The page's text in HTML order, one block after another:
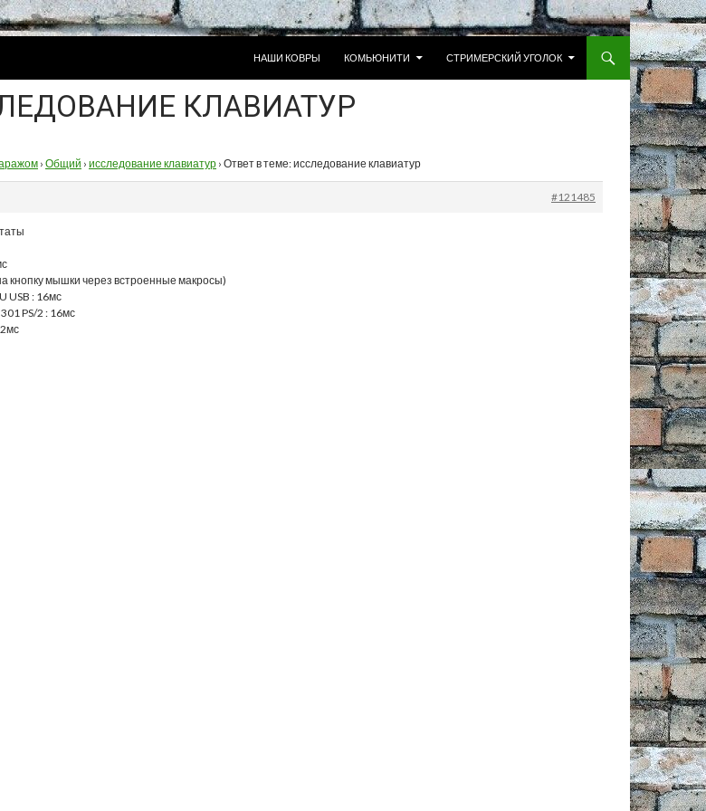
НАШИ КОВРЫ
КОМЬЮНИТИ СТРИМЕРСКИЙ УГОЛОК
КЛАВИАТУР
› Общий › исследование клавиатур › Ответ в теме: исследование клавиатур
#121485
мышки через встроенные макросы)
USB : 16мс
PS/2 : 16мс